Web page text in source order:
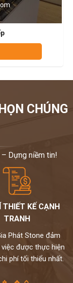
CHÚNG
Dựng niềm tin!
THIẾT KẾ CẠNH
TRANH
Phát Stone đảm
được thực hiện
phí tối thiểu nhất.